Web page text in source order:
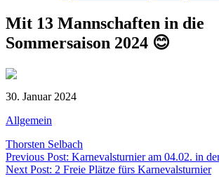
Mit 13 Mannschaften in die
Sommersaison 2024 😊
30. Januar 2024
Allgemein
Thorsten Selbach
Beitragsnavigation
Previous Post: Karnevalsturnier am 04.02. in
Next Post: 2 Freie Plätze fürs Karnevalsturnier